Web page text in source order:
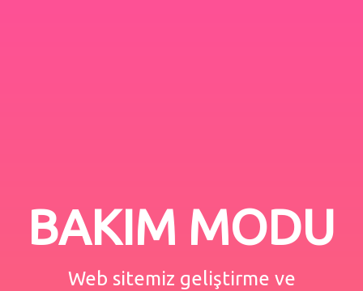
BAKIM MODU
Web sitemiz geliştirme ve